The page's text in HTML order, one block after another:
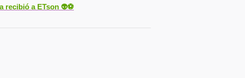
recibió a ETson 👽⚽️